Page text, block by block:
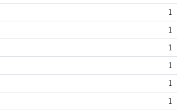
1
1
1
1
1
1